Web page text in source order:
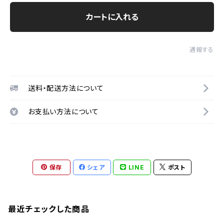
カートに入れる
通報する
送料・配送方法について
お支払い方法について
保存 シェア LINE ポスト
最近チェックした商品